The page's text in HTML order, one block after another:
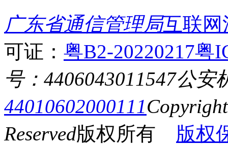
广东省通信管理局互联网
可证： 粤B2-20220217粤
号：4406043011547公安
44010602000111
Reserved版权所有 版权